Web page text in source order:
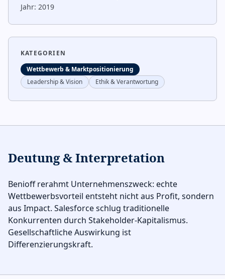
Jahr: 2019
KATEGORIEN
Wettbewerb & Marktpositionierung
Leadership & Vision
Ethik & Verantwortung
Deutung & Interpretation
Benioff rerahmt Unternehmenszweck: echte
Wettbewerbsvorteil entsteht nicht aus Profit, sondern
aus Impact. Salesforce schlug traditionelle
Konkurrenten durch Stakeholder-Kapitalismus.
Gesellschaftliche Auswirkung ist
Differenzierungskraft.